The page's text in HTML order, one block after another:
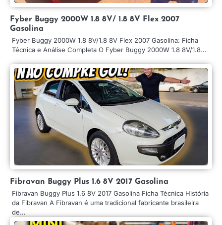
Fyber Buggy 2000W 1.8 8V/ 1.8 8V Flex 2007
Gasolina
Fyber Buggy 2000W 1.8 8V/1.8 8V Flex 2007 Gasolina: Ficha
Técnica e Análise Completa O Fyber Buggy 2000W 1.8 8V/1.8…
Fibravan Buggy Plus 1.6 8V 2017 Gasolina
Fibravan Buggy Plus 1.6 8V 2017 Gasolina Ficha Técnica História
da Fibravan A Fibravan é uma tradicional fabricante brasileira
de…